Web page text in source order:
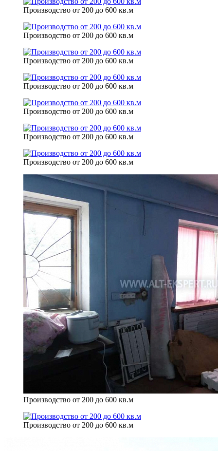
Производство от 200 до 600 кв.м
Производство от 200 до 600 кв.м
Производство от 200 до 600 кв.м
Производство от 200 до 600 кв.м
Производство от 200 до 600 кв.м
Производство от 200 до 600 кв.м
Производство от 200 до 600 кв.м
Производство от 200 до 600 кв.м
Производство от 200 до 600 кв.м